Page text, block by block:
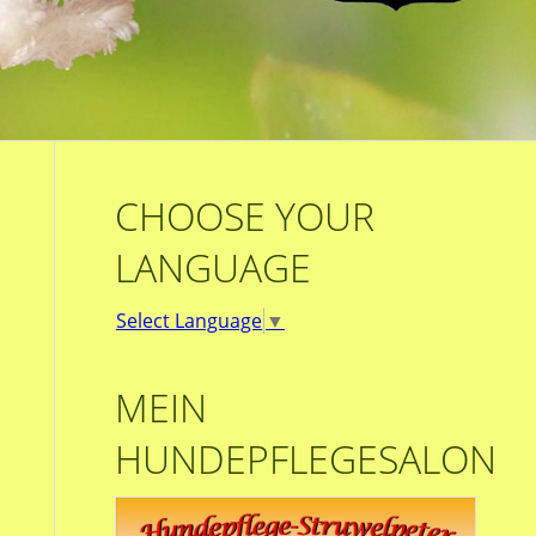
CHOOSE YOUR
LANGUAGE
Select Language ▼
MEIN
HUNDEPFLEGESALON